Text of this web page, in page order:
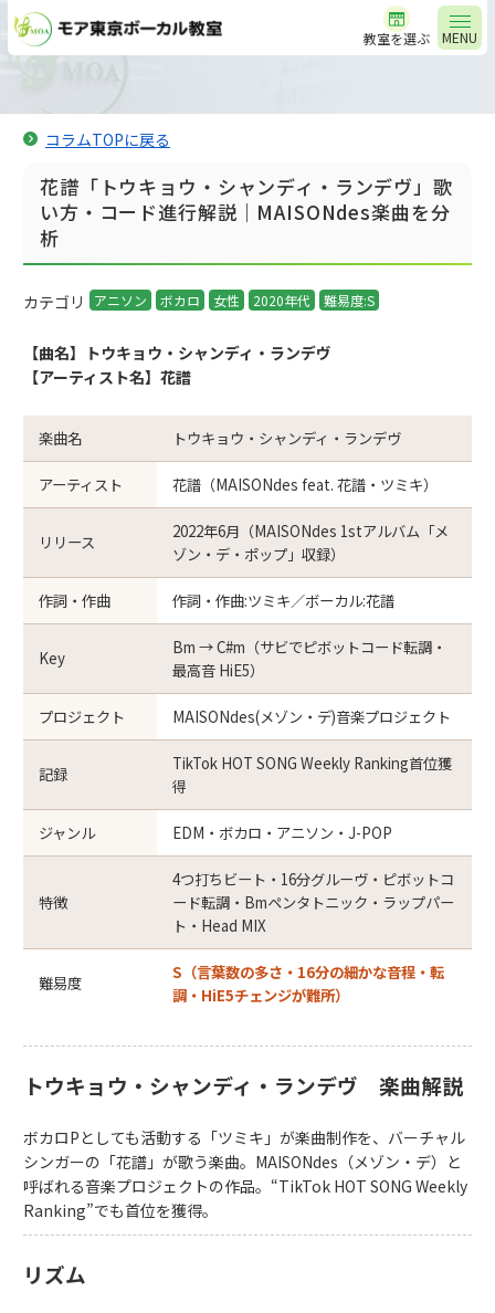
MENU
教室を選ぶ
コラムTOPに戻る
花譜「トウキョウ・シャンディ・ランデヴ」歌
い方・コード進行解説｜MAISONdes楽曲を分
析
カテゴリ アニソン ボカロ 女性 2020年代 難易度:S
【曲名】トウキョウ・シャンディ・ランデヴ
【アーティスト名】花譜
楽曲名 トウキョウ・シャンディ・ランデヴ
アーティスト 花譜（MAISONdes feat. 花譜・ツミキ）
リリース
2022年6月（MAISONdes 1stアルバム「メ
ゾン・デ・ポップ」収録）
作詞・作曲 作詞・作曲:ツミキ／ボーカル:花譜
Key
Bm → C#m（サビでピボットコード転調・
最高音 HiE5）
プロジェクト MAISONdes(メゾン・デ)音楽プロジェクト
記録
TikTok HOT SONG Weekly Ranking首位獲
得
ジャンル EDM・ボカロ・アニソン・J-POP
特徴
4つ打ちビート・16分グルーヴ・ピボットコ
ード転調・Bmペンタトニック・ラップパー
ト・Head MIX
難易度
S（言葉数の多さ・16分の細かな音程・転
調・HiE5チェンジが難所）
トウキョウ・シャンディ・ランデヴ 楽曲解説
ボカロPとしても活動する「ツミキ」が楽曲制作を、バーチャル
シンガーの「花譜」が歌う楽曲。MAISONdes（メゾン・デ）と
呼ばれる音楽プロジェクトの作品。“TikTok HOT SONG Weekly
Ranking”でも首位を獲得。
リズム